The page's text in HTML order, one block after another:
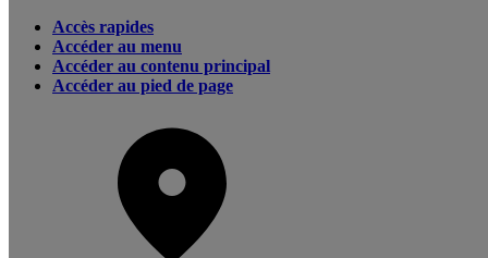
Accès rapides
Accéder au menu
Accéder au contenu principal
Accéder au pied de page